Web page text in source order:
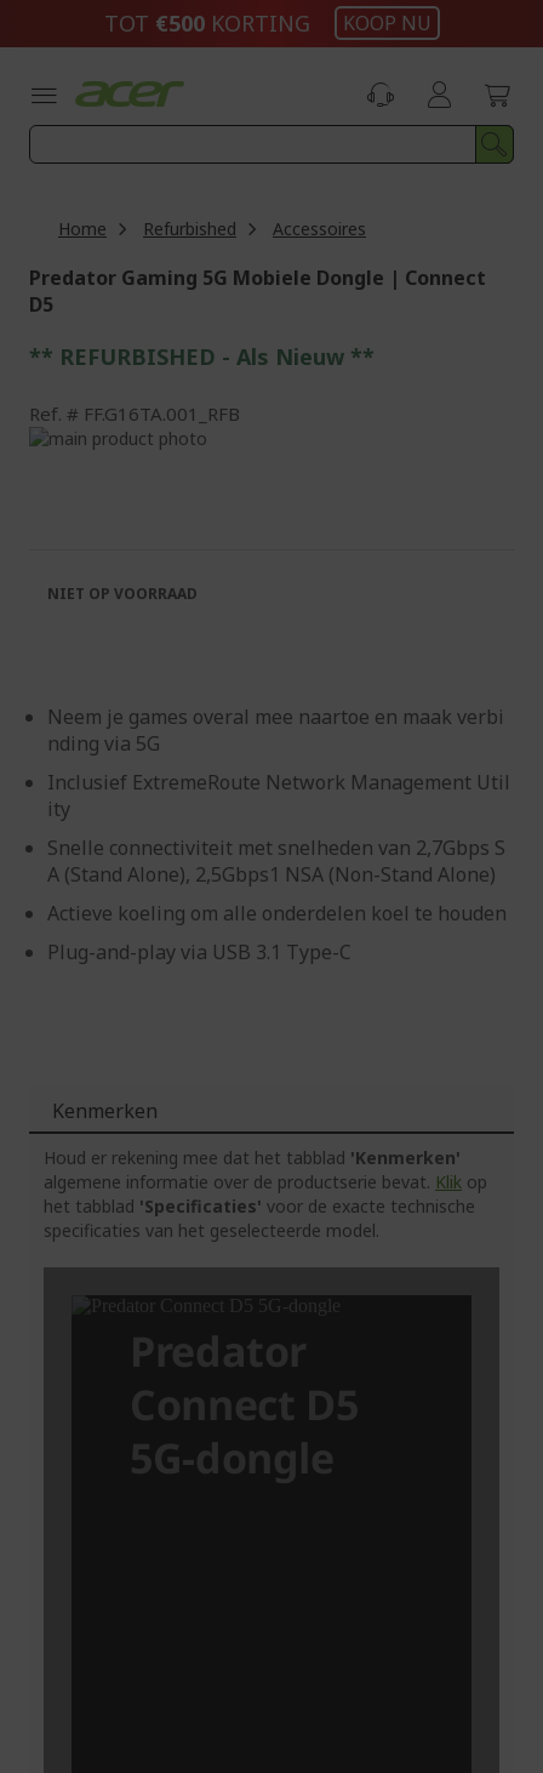
inhoud
TOT €500KORTING KOOP NU
Home Refurbished Accessoires
Predator Gaming 5G Mobiele Dongle | Connect
D5
** REFURBISHED - Als Nieuw **
Ref. FF.G16TA.001_RFB
Ga
afbeeldingen-
gallerij
afbeeldingen-
Neem je games overal mee naartoe en maak verbi
nding via 5G
Inclusief ExtremeRoute Network Management Util
ity
Snelle connectiviteit met snelheden van 2,7Gbps S
A (Stand Alone), 2,5Gbps1 NSA (Non-Stand Alone)
Actieve koeling om alle onderdelen koel te houden
Plug-and-play via USB 3.1 Type-C
NIET OP VOORRAAD
Kenmerken
Houd er rekening mee dat het tabblad 'Kenmerken'
algemene informatie over de productserie bevat. Klik op
het tabblad 'Specificaties' voor de exacte technische
specificaties van het geselecteerde model.